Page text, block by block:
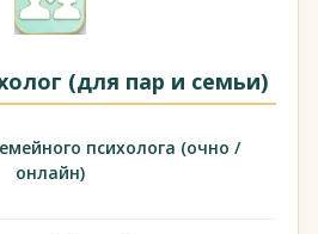
(для пар и семьи)
психолога (очно /
онлайн)